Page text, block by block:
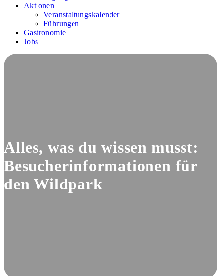
Aktionen
Veranstaltungskalender
Führungen
Gastronomie
Jobs
Alles, was du wissen musst:
Besucherinformationen für
den Wildpark